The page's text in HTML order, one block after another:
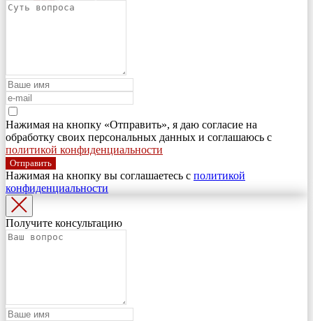
Нажимая на кнопку «Отправить», я даю согласие на
обработку своих персональных данных и соглашаюсь с
политикой конфиденциальности
Отправить
Нажимая на кнопку вы соглашаетесь с политикой
конфиденциальности
Получите консультацию